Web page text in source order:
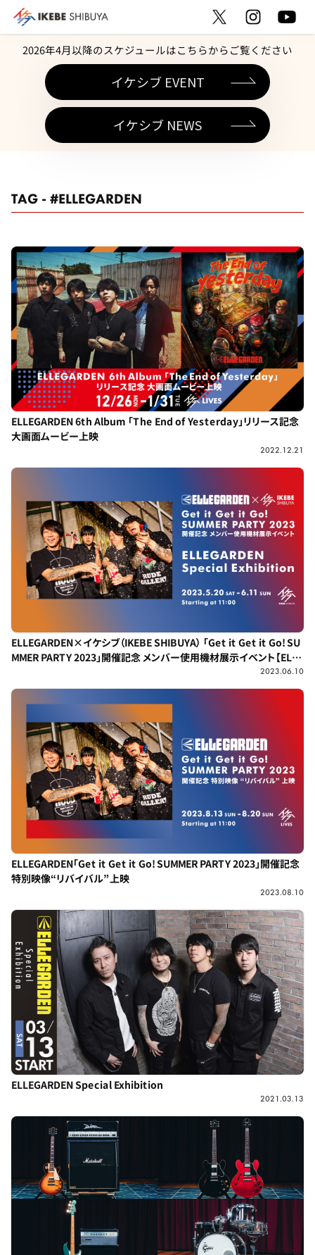
2026年4月以降のスケジュールはこちらからご覧ください
イケシブ EVENT
イケシブ NEWS
TAG - #ELLEGARDEN
ELLEGARDEN 6th Album 「The End of Yesterday」リリース記念
大画面ムービー上映
2022.12.21
ELLEGARDEN×イケシブ（IKEBE SHIBUYA） 「Get it Get it Go! SU
MMER PARTY 2023」開催記念 メンバー使用機材展示イベント【ELLE
2023.06.10
ELLEGARDEN「Get it Get it Go! SUMMER PARTY 2023」開催記念
特別映像“リバイバル”上映
2023.08.10
ELLEGARDEN Special Exhibition
2021.03.13